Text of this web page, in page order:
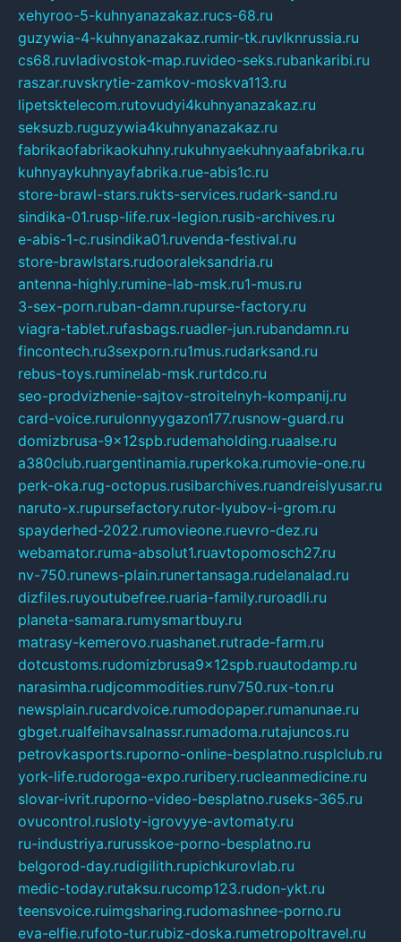
xehyroo-5-kuhnyanazakaz.rucs-68.ru
guzywia-4-kuhnyanazakaz.rumir-tk.ruvlknrussia.ru
cs68.ruvladivostok-map.ruvideo-seks.rubankaribi.ru
raszar.ruvskrytie-zamkov-moskva113.ru
lipetsktelecom.rutovudyi4kuhnyanazakaz.ru
seksuzb.ruguzywia4kuhnyanazakaz.ru
fabrikaofabrikaokuhny.rukuhnyaekuhnyaafabrika.ru
kuhnyaykuhnyayfabrika.rue-abis1c.ru
store-brawl-stars.rukts-services.rudark-sand.ru
sindika-01.rusp-life.rux-legion.rusib-archives.ru
e-abis-1-c.rusindika01.ruvenda-festival.ru
store-brawlstars.rudooraleksandria.ru
antenna-highly.rumine-lab-msk.ru1-mus.ru
3-sex-porn.ruban-damn.rupurse-factory.ru
viagra-tablet.rufasbags.ruadler-jun.rubandamn.ru
fincontech.ru3sexporn.ru1mus.rudarksand.ru
rebus-toys.ruminelab-msk.rurtdco.ru
seo-prodvizhenie-sajtov-stroitelnyh-kompanij.ru
card-voice.rurulonnyygazon177.rusnow-guard.ru
domizbrusa-9x12spb.rudemaholding.ruaalse.ru
a380club.ruargentinamia.ruperkoka.rumovie-one.ru
perk-oka.rug-octopus.rusibarchives.ruandreislyusar.ru
naruto-x.rupursefactory.rutor-lyubov-i-grom.ru
spayderhed-2022.rumovieone.ruevro-dez.ru
webamator.ruma-absolut1.ruavtopomosch27.ru
nv-750.runews-plain.runertansaga.rudelanalad.ru
dizfiles.ruyoutubefree.ruaria-family.ruroadli.ru
planeta-samara.rumysmartbuy.ru
matrasy-kemerovo.ruashanet.rutrade-farm.ru
dotcustoms.rudomizbrusa9x12spb.ruautodamp.ru
narasimha.rudjcommodities.runv750.rux-ton.ru
newsplain.rucardvoice.rumodopaper.rumanunae.ru
gbget.rualfeihavsalnassr.rumadoma.rutajuncos.ru
petrovkasports.ruporno-online-besplatno.rusplclub.ru
york-life.rudoroga-expo.ruribery.rucleanmedicine.ru
slovar-ivrit.ruporno-video-besplatno.ruseks-365.ru
ovucontrol.rusloty-igrovyye-avtomaty.ru
ru-industriya.rurusskoe-porno-besplatno.ru
belgorod-day.rudigilith.rupichkurovlab.ru
medic-today.rutaksu.rucomp123.rudon-ykt.ru
teensvoice.ruimgsharing.rudomashnee-porno.ru
eva-elfie.rufoto-tur.rubiz-doska.rumetropoltravel.ru